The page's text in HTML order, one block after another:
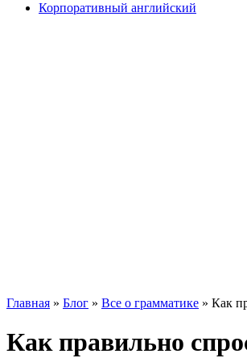
Корпоративный английский
Главная » Блог » Все о грамматике » Как
Как правильно